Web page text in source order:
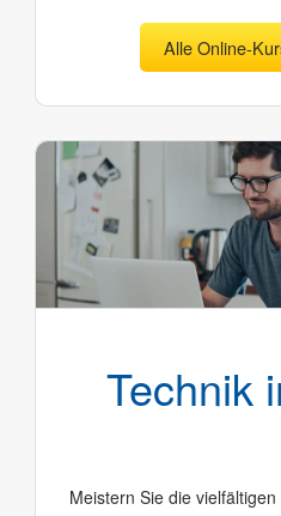
Alle Online-
Technik
Meistern Sie die